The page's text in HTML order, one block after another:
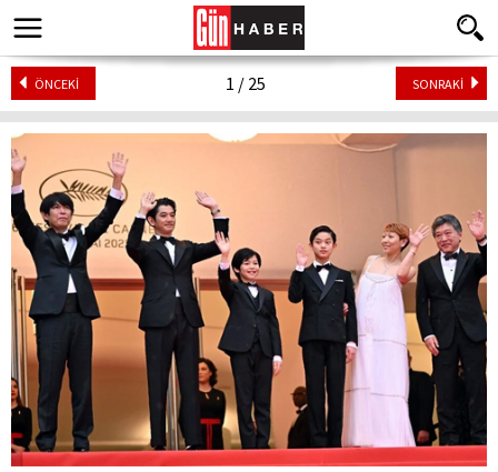
ÖNCEKİ SONRAKİ
1 / 25